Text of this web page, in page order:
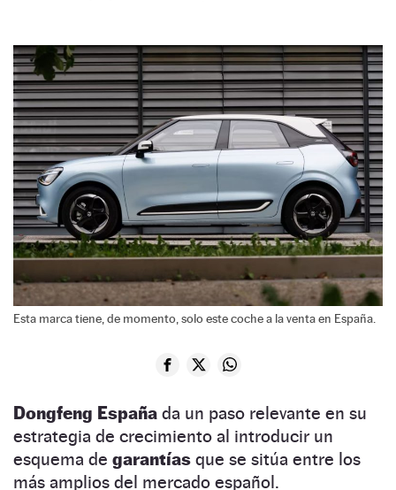
Esta marca tiene, de momento, solo este coche a la venta en España.
Dongfeng España da un paso relevante en su
estrategia de crecimiento al introducir un
esquema de garantías que se sitúa entre los
más amplios del mercado español.